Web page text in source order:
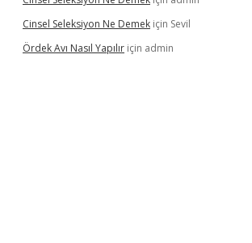
Cinsel Seleksiyon Ne Demek için Sevil
Ördek Avı Nasıl Yapılır için admin